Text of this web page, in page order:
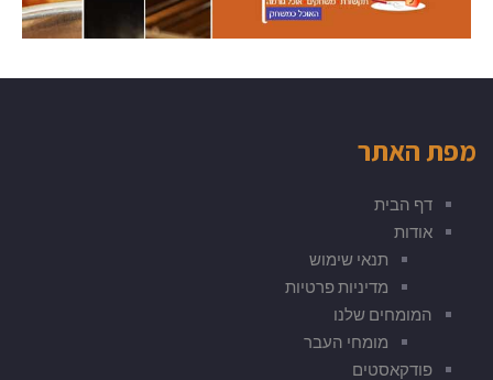
מפת האתר
דף הבית
אודות
תנאי שימוש
מדיניות פרטיות
המומחים שלנו
מומחי העבר
פודקאסטים